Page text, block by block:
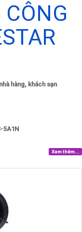
CÔNG
hàng, khách sạn
5A1N
Xem thêm...